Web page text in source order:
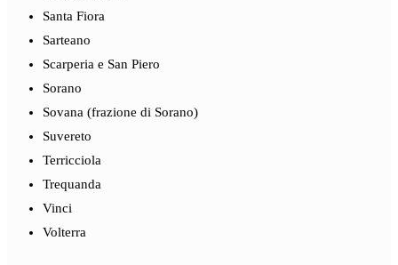
Santa Fiora
Sarteano
Scarperia e San Piero
Sorano
Sovana (frazione di Sorano)
Suvereto
Terricciola
Trequanda
Vinci
Volterra